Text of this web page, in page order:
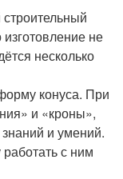
не
несколько
конуса. При
и «кроны»,
и умений.
с ним